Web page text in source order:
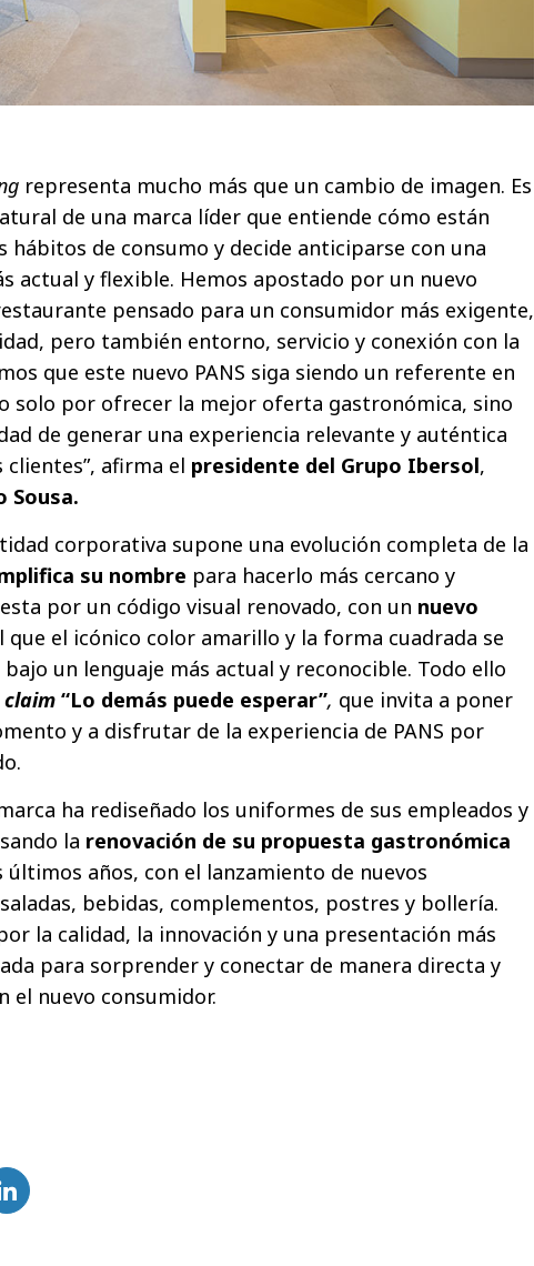
representa mucho más que un cambio de imagen. Es
de una marca líder que entiende cómo están
hábitos de consumo y decide anticiparse con una
actual y flexible. Hemos apostado por un nuevo
pensado para un consumidor más exigente,
pero también entorno, servicio y conexión con la
que este nuevo PANS siga siendo un referente en
solo por ofrecer la mejor oferta gastronómica, sino
de generar una experiencia relevante y auténtica
afirma el presidente del Grupo Ibersol,
Sousa.
corporativa supone una evolución completa de la
su nombre para hacerlo más cercano y
por un código visual renovado, con un nuevo
que el icónico color amarillo y la forma cuadrada se
bajo un lenguaje más actual y reconocible. Todo ello
claim “Lo demás puede esperar”, que invita a poner
y a disfrutar de la experiencia de PANS por
ha rediseñado los uniformes de sus empleados y
la renovación de su propuesta gastronómica
últimos años, con el lanzamiento de nuevos
bebidas, complementos, postres y bollería.
la calidad, la innovación y una presentación más
para sorprender y conectar de manera directa y
el nuevo consumidor.